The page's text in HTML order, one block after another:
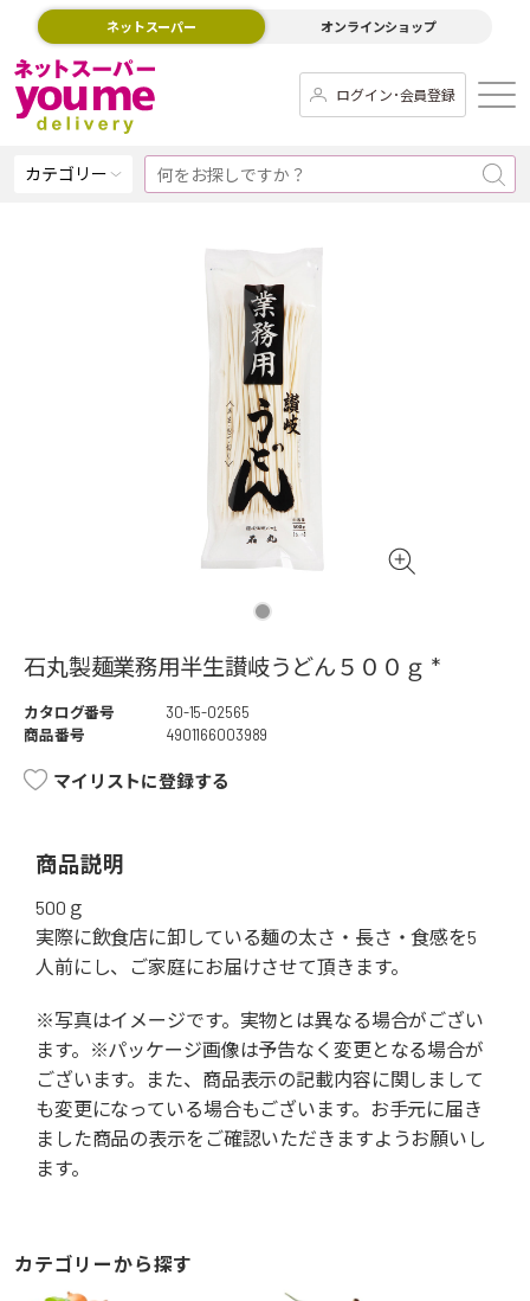
ネットスーパー オンラインショップ
ログイン･会員登録
カテゴリー
石丸製麺業務用半生讃岐うどん５００ｇ *
カタログ番号
30-15-02565
商品番号
4901166003989
マイリストに登録する
商品説明
500ｇ
実際に飲食店に卸している麺の太さ・長さ・食感を5
人前にし、ご家庭にお届けさせて頂きます。
※写真はイメージです。実物とは異なる場合がござい
ます。※パッケージ画像は予告なく変更となる場合が
ございます。また、商品表示の記載内容に関しまして
も変更になっている場合もございます。お手元に届き
ました商品の表示をご確認いただきますようお願いし
ます。
カテゴリーから探す